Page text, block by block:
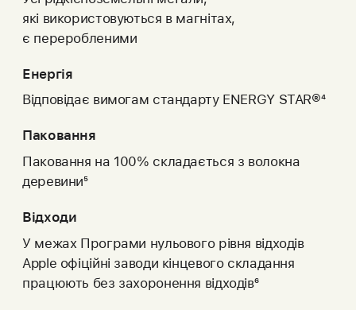
які використовуються в магнітах,
є переробленими
Енергія
Відповідає вимогам стандарту ENERGY STAR®4
Паковання
Паковання на 100% складається з волокна
деревини5
Відходи
У межах Програми нульового рівня відходів
Apple офіційні заводи кінцевого складання
працюють без захоронення відходів6